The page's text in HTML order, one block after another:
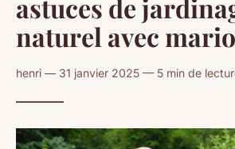
astuces de
naturel avec
henri — 31 janvier 2025 — 5 min de